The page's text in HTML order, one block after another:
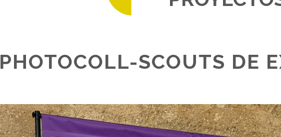
PHOTOCOLL-SCOUTS DE